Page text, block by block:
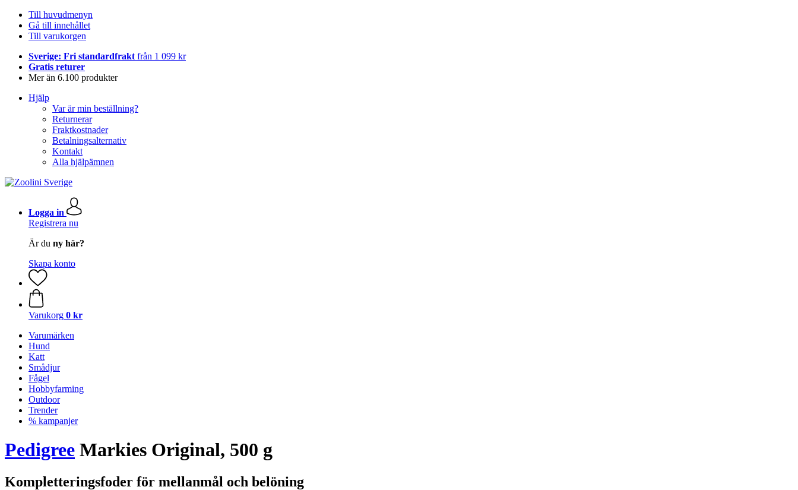
Till huvudmenyn
Gå till innehållet
Till varukorgen
Sverige: Fri standardfrakt från 1 099 kr
Gratis returer
Mer än 6.100 produkter
Hjälp
Var är min beställning?
Returnerar
Fraktkostnader
Betalningsalternativ
Kontakt
Alla hjälpämnen
Logga in
Registrera nu
Är du ny här?
Skapa konto
Varukorg 0 kr
Varumärken
Hund
Katt
Smådjur
Fågel
Hobbyfarming
Outdoor
Trender
% kampanjer
Pedigree Markies Original, 500 g
Kompletteringsfoder för mellanmål och belöning